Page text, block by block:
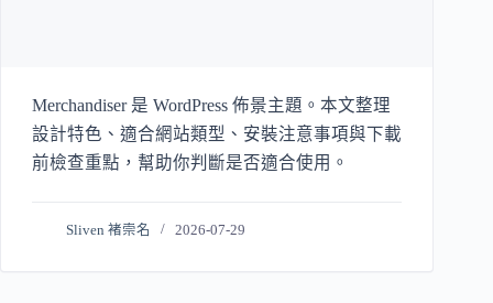
Merchandiser 是 WordPress 佈景主題。本文整理
設計特色、適合網站類型、安裝注意事項與下載
前檢查重點，幫助你判斷是否適合使用。
Sliven 褚崇名 2026-07-29